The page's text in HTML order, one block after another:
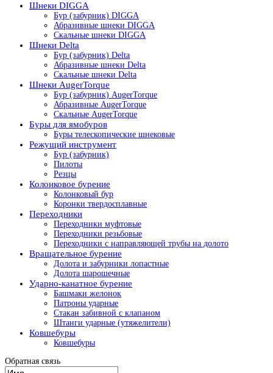
Шнеки DIGGA
Бур (забурник) DIGGA
Абразивные шнеки DIGGA
Скальные шнеки DIGGA
Шнеки Delta
Бур (забурник) Delta
Абразивные шнеки Delta
Скальные шнеки Delta
Шнеки AugerTorque
Бур (забурник) AugerTorque
Абразивные AugerTorque
Скальные AugerTorque
Буры для ямобуров
Буры телескопические шнековые
Режущий инструмент
Бур (забурник)
Пилоты
Резцы
Колонковое бурение
Колонковый бур
Коронки твердосплавные
Переходники
Переходники муфтовые
Переходники резьбовые
Переходники с направляющей трубы на долото
Вращательное бурение
Долота и забурники лопастные
Долота шарошечные
Ударно-канатное бурение
Башмаки желонок
Патроны ударные
Стакан забивной с клапаном
Штанги ударные (утяжелители)
Ковшебуры
Ковшебуры
Обратная связь